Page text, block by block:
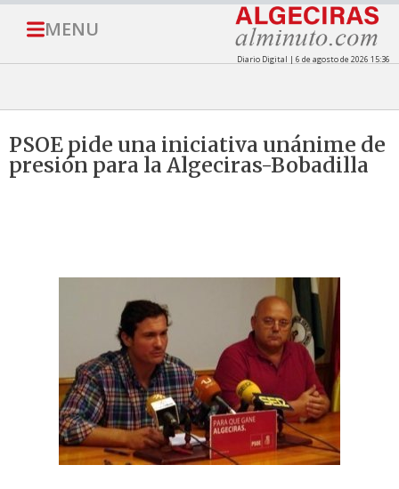
MENU
Diario Digital | 6 de agosto de 2026 15:36
PSOE pide una iniciativa unánime de
presión para la Algeciras-Bobadilla